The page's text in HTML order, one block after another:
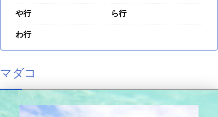
や行 ら行
わ行
マダコ